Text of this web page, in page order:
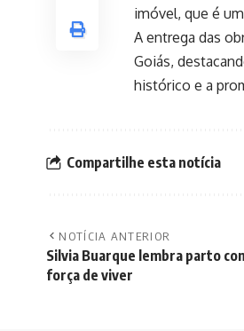
imóvel, que é
A entrega das
Goiás,
histórico e a
Compartilhe esta notícia
NOTÍCIA ANTERIOR
Silvia Buarque lembra parto
força de viver